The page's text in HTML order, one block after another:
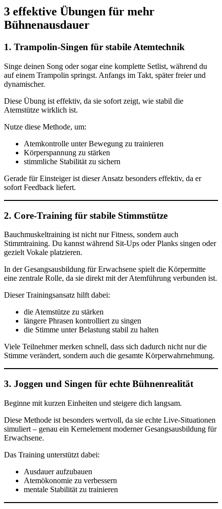
3 effektive Übungen für mehr
Bühnenausdauer
1. Trampolin-Singen für stabile Atemtechnik
Singe deinen Song oder sogar eine komplette Setlist, während du
auf einem Trampolin springst. Anfangs im Takt, später freier und
dynamischer.
Diese Übung ist effektiv, da sie sofort zeigt, wie stabil die
Atemstütze wirklich ist.
Nutze diese Methode, um:
Atemkontrolle unter Bewegung zu trainieren
Körperspannung zu stärken
stimmliche Stabilität zu sichern
Gerade für Einsteiger ist dieser Ansatz besonders effektiv, da er
sofort Feedback liefert.
2. Core-Training für stabile Stimmstütze
Bauchmuskeltraining ist nicht nur Fitness, sondern auch
Stimmtraining. Du kannst während Sit-Ups oder Planks singen oder
gezielt Vokale platzieren.
In der Gesangsausbildung für Erwachsene spielt die Körpermitte
eine zentrale Rolle, da sie direkt mit der Atemführung verbunden ist.
Dieser Trainingsansatz hilft dabei:
die Atemstütze zu stärken
längere Phrasen kontrolliert zu singen
die Stimme unter Belastung stabil zu halten
Viele Teilnehmer merken schnell, dass sich dadurch nicht nur die
Stimme verändert, sondern auch die gesamte Körperwahrnehmung.
3. Joggen und Singen für echte Bühnenrealität
Beginne mit kurzen Einheiten und steigere dich langsam.
Diese Methode ist besonders wertvoll, da sie echte Live-Situationen
simuliert – genau ein Kernelement moderner Gesangsausbildung für
Erwachsene.
Das Training unterstützt dabei:
Ausdauer aufzubauen
Atemökonomie zu verbessern
mentale Stabilität zu trainieren